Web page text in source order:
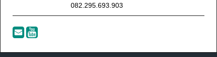
082.295.693.903